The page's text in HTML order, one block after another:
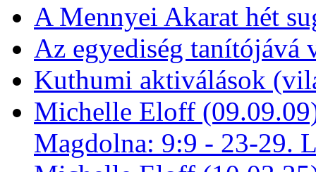
A Mennyei Akarat hét
Az egyediség tanítójává
Kuthumi aktiválások
Michelle Eloff
Magdolna: 9:9 - 23-29.